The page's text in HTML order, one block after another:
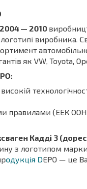
— 2010
виробника.
як VW, Toyota,
правилами (ЕЕК ООН
Кадді 3
з логотипом
одукція DEPO — це